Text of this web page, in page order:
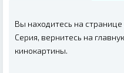
Вы находитесь на
Серия, вернитесь на
кинокартины.